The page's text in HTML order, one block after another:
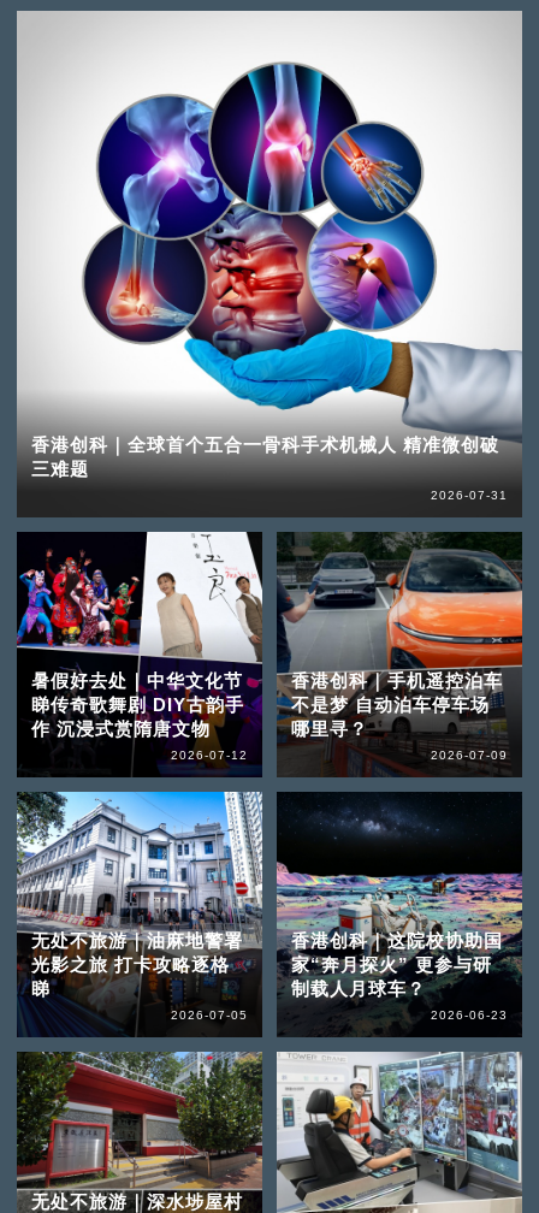
香港创科｜全球首个五合一骨科手术机械人 精准微创破
三难题
2026-07-31
暑假好去处｜中华文化节
睇传奇歌舞剧 DIY古韵手
作 沉浸式赏隋唐文物
2026-07-12
香港创科｜手机遥控泊车
不是梦 自动泊车停车场
哪里寻？
2026-07-09
无处不旅游｜油麻地警署
光影之旅 打卡攻略逐格
睇
2026-07-05
香港创科｜这院校协助国
家“奔月探火” 更参与研
制载人月球车？
2026-06-23
无处不旅游｜深水埗屋村